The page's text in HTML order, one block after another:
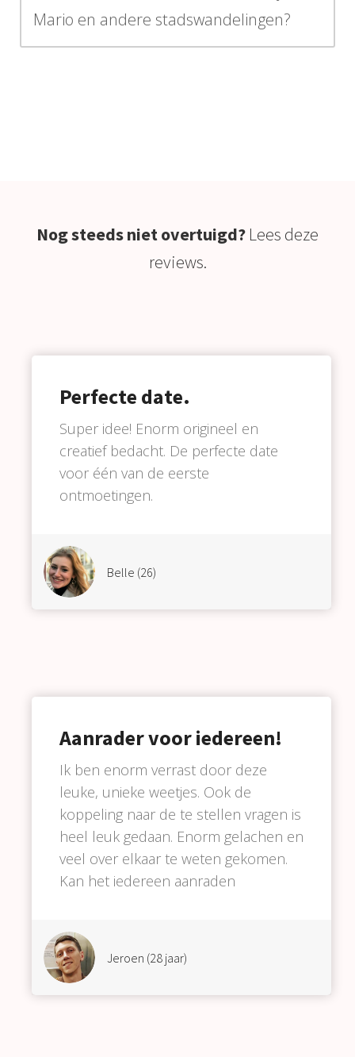
Mario en andere stadswandelingen?
Nog steeds niet overtuigd? Lees deze
reviews.
Perfecte date.
Super idee! Enorm origineel en
creatief bedacht. De perfecte date
voor één van de eerste
ontmoetingen.
Belle (26)
Aanrader voor iedereen!
Ik ben enorm verrast door deze
leuke, unieke weetjes. Ook de
koppeling naar de te stellen vragen is
heel leuk gedaan. Enorm gelachen en
veel over elkaar te weten gekomen.
Kan het iedereen aanraden
Jeroen (28 jaar)